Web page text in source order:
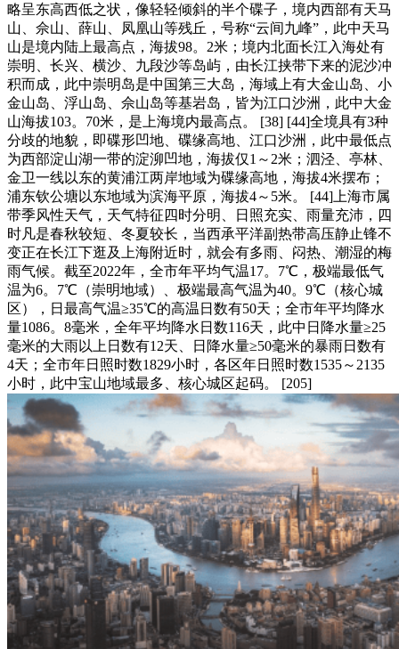
略呈东高西低之状，像轻轻倾斜的半个碟子，境内西部有天马
山、佘山、薛山、凤凰山等残丘，号称“云间九峰”，此中天马
山是境内陆上最高点，海拔98。2米；境内北面长江入海处有
崇明、长兴、横沙、九段沙等岛屿，由长江挟带下来的泥沙冲
积而成，此中崇明岛是中国第三大岛，海域上有大金山岛、小
金山岛、浮山岛、佘山岛等基岩岛，皆为江口沙洲，此中大金
山海拔103。70米，是上海境内最高点。 [38] [44]全境具有3种
分歧的地貌，即碟形凹地、碟缘高地、江口沙洲，此中最低点
为西部淀山湖一带的淀泖凹地，海拔仅1～2米；泗泾、亭林、
金卫一线以东的黄浦江两岸地域为碟缘高地，海拔4米摆布；
浦东钦公塘以东地域为滨海平原，海拔4～5米。 [44]上海市属
带季风性天气，天气特征四时分明、日照充实、雨量充沛，四
时凡是春秋较短、冬夏较长，当西承平洋副热带高压静止锋不
变正在长江下逛及上海附近时，就会有多雨、闷热、潮湿的梅
雨气候。截至2022年，全市年平均气温17。7℃，极端最低气
温为6。7℃（崇明地域）、极端最高气温为40。9℃（核心城
区），日最高气温≥35℃的高温日数有50天；全市年平均降水
量1086。8毫米，全年平均降水日数116天，此中日降水量≥25
毫米的大雨以上日数有12天、日降水量≥50毫米的暴雨日数有
4天；全市年日照时数1829小时，各区年日照时数1535～2135
小时，此中宝山地域最多、核心城区起码。 [205]